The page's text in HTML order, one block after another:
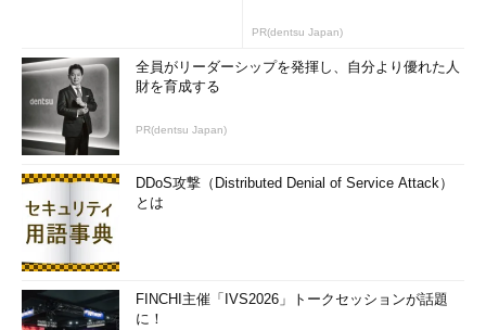
PR(dentsu Japan)
全員がリーダーシップを発揮し、自分より優れた人
財を育成する
PR(dentsu Japan)
DDoS攻撃（Distributed Denial of Service Attack）
とは
FINCHI主催「IVS2026」トークセッションが話題
に！